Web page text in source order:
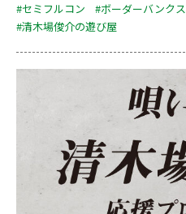
#セミフルコン
#ボーダーバンクス
#清木場俊介の遊び屋